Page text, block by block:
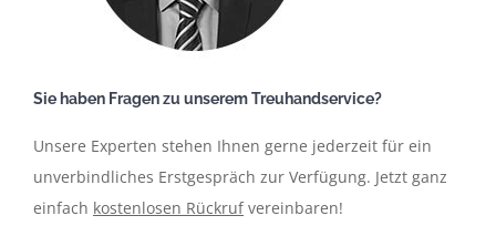
Sie haben Fragen zu unserem Treuhandservice?
Unsere Experten stehen Ihnen gerne jederzeit für ein
unverbindliches Erstgespräch zur Verfügung. Jetzt ganz
einfach kostenlosen Rückrufvereinbaren!